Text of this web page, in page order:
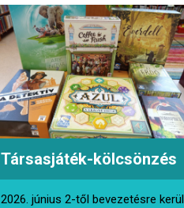
Társasjáték-kölcsönzés
2026. június 2-től bevezetésre kerül